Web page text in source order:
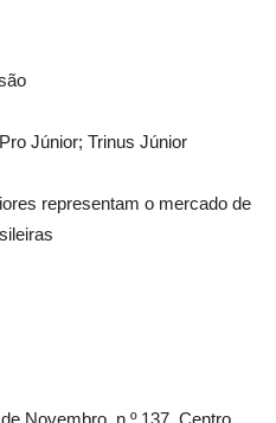
Júnior; Trinus Júnior
representam o mercado de
Novembro, n.º 137, Centro,